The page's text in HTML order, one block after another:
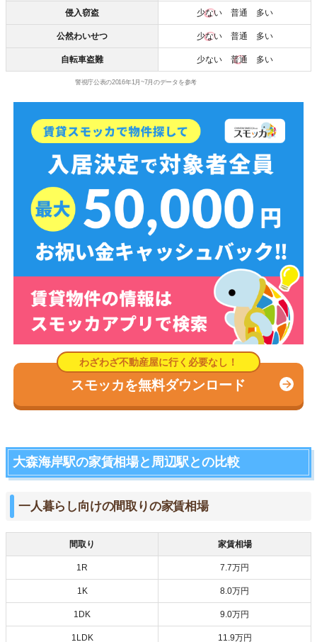
侵入窃盗 少ない普通 多い
公然わいせつ 少ない普通 多い
自転車盗難 少ない 普通 多い
警視庁公表の2016年1月~7月のデータを参考
スモッカを無料ダウンロード
大森海岸駅の家賃相場と周辺駅との比較
一人暮らし向けの間取りの家賃相場
間取り 家賃相場
1R 7.7万円
1K 8.0万円
1DK 9.0万円
1LDK 11.9万円